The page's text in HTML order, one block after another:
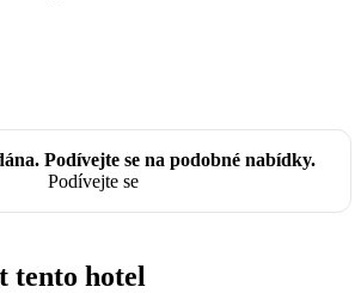
Podívejte se na podobné nabídky.
Podívejte se
tento hotel